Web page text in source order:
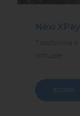
Nexi
Trasforma
virtuale
SCOPRI